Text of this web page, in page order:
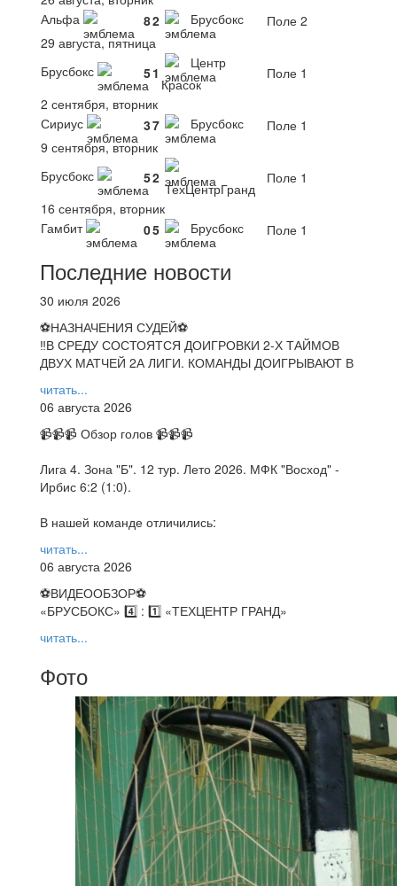
Альфа
82 Брусбокс
Поле 2
29 августа, пятница
Брусбокс
51
Центр
Красок
Поле 1
2 сентября, вторник
Сириус
37 Брусбокс
Поле 1
9 сентября, вторник
Брусбокс
52
ТехЦентрГранд
Поле 1
16 сентября, вторник
Гамбит
05 Брусбокс Поле 1
Последние новости
30 июля 2026
⚽НАЗНАЧЕНИЯ СУДЕЙ⚽
‼В СРЕДУ СОСТОЯТСЯ ДОИГРОВКИ 2-Х ТАЙМОВ
ДВУХ МАТЧЕЙ 2А ЛИГИ. КОМАНДЫ ДОИГРЫВАЮТ В
читать...
06 августа 2026
📹📹📹 Обзор голов 📹📹📹
Лига 4. Зона "Б". 12 тур. Лето 2026. МФК "Восход" -
Ирбис 6:2 (1:0).
В нашей команде отличились:
читать...
06 августа 2026
⚽️ВИДЕООБЗОР⚽️
«БРУСБОКС» 4️⃣ : 1️⃣ «ТЕХЦЕНТР ГРАНД»
читать...
Фото